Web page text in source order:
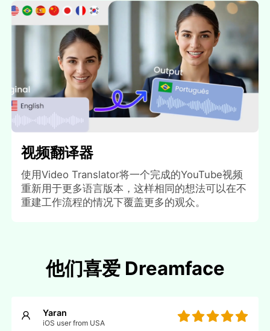
视频翻译器
使用Video Translator将一个完成的YouTube视频
重新用于更多语言版本，这样相同的想法可以在不
重建工作流程的情况下覆盖更多的观众。
他们喜爱 Dreamface
Yaran
iOS user from USA